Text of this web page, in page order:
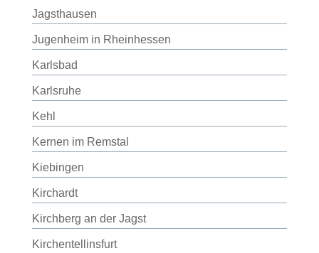
Jagsthausen
Jugenheim in Rheinhessen
Karlsbad
Karlsruhe
Kehl
Kernen im Remstal
Kiebingen
Kirchardt
Kirchberg an der Jagst
Kirchentellinsfurt